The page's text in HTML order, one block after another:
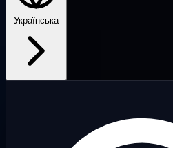
Українська